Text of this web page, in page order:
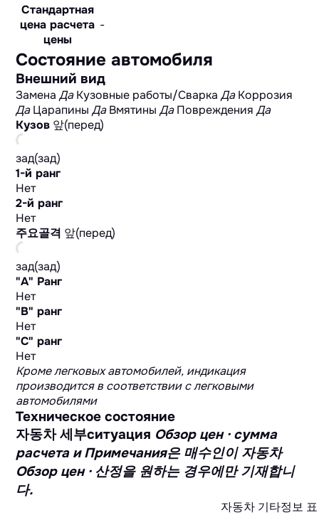
Стандартная
цена расчета
цены
-
Состояние автомобиля
Внешний вид
ЗаменаДа Кузовные работы/СваркаДа Коррозия
Да ЦарапиныДа ВмятиныДа ПоврежденияДа
Кузов 앞(перед)
зад(зад)
1-й ранг
Нет
2-й ранг
Нет
주요골격 앞(перед)
зад(зад)
"А" Ранг
Нет
"B" ранг
Нет
"C" ранг
Нет
Кроме легковых автомобилей, индикация
производится в соответствии с легковыми
автомобилями
Техническое состояние
자동차 세부ситуация Обзор цен · сумма
расчета и Примечания은 매수인이 자동차
Обзор цен · 산정을 원하는 경우에만 기재합니
다.
자동차 기타정보 표